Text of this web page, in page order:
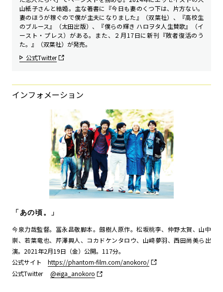
山紙子さんと結婚。主な著書に『今日も妻のくつ下は、片方ない。
妻のほうが稼ぐので僕が主夫になりました』（双葉社）、『高校生
のブルース』（太田出版）、『僕らの輝き ハロヲタ人生賛歌』（イ
ースト・プレス）がある。また、２月17日に新刊『敗者復活のう
た。』（双葉社）が発売。
公式Twitter
インフォメーション
「あの頃。」
今泉力哉監督。冨永昌敬脚本。劔樹人原作。松坂桃李、仲野太賀、山中
崇、若葉竜也、芹澤興人、コカドケンタロウ、山﨑夢羽、西田尚美ら出
演。2021年2月19日（金）公開。117分。
公式サイト https://phantom-film.com/anokoro/
公式Twitter @eiga_anokoro